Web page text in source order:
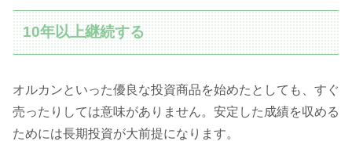
10年以上継続する
オルカンといった優良な投資商品を始めたとしても、すぐ
売ったりしては意味がありません。安定した成績を収める
ためには長期投資が大前提になります。